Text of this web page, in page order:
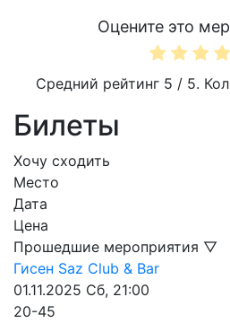
Оцените это
Средний рейтинг 5 / 5.
Билеты
Хочу сходить
Место
Дата
Цена
Прошедшие мероприятия ▽
Гисен Saz Club & Bar
01.11.2025 Сб, 21:00
20-45